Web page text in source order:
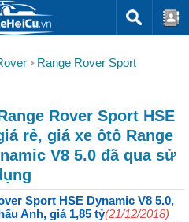
Range Rover Sport
Rover Sport HSE
rẻ, giá xe ôtô Range
V8 5.0 đã qua sử
Sport HSE Dynamic V8 5.0,
Anh, giá 1,85 tỷ(21/12/2018)